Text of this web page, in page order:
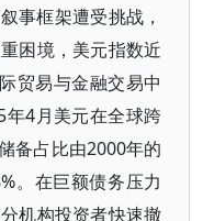
事框架遭受挑战，
困境，美元指数近
贸易与金融交易中
4月美元在全球跨
备占比由2000年的
。在巨额债务压力
机构投资者快速撤